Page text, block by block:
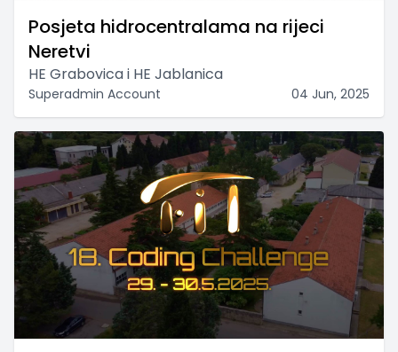
Posjeta hidrocentralama na rijeci
Neretvi
HE Grabovica i HE Jablanica
Superadmin Account 04 Jun, 2025